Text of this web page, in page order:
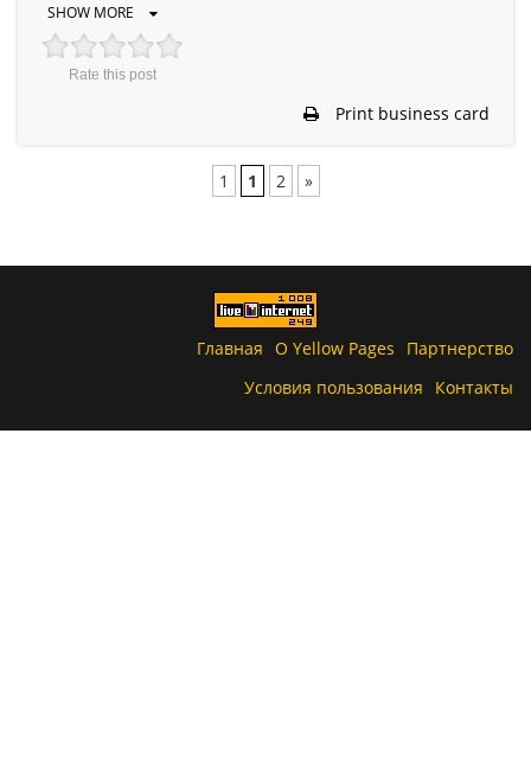
SHOW MORE
Rate this post
Print business card
1 1 2 »
Главная О Yellow Pages
Партнерство
Условия пользования
Контакты